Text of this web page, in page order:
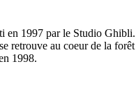
1997 par le Studio
au coeur de la
1998.